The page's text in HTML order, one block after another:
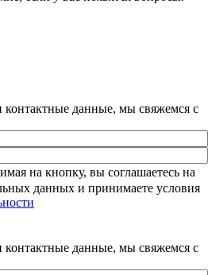
контактные данные, мы свяжемся с
на кнопку, вы соглашаетесь на
данных и принимаете условия
контактные данные, мы свяжемся с